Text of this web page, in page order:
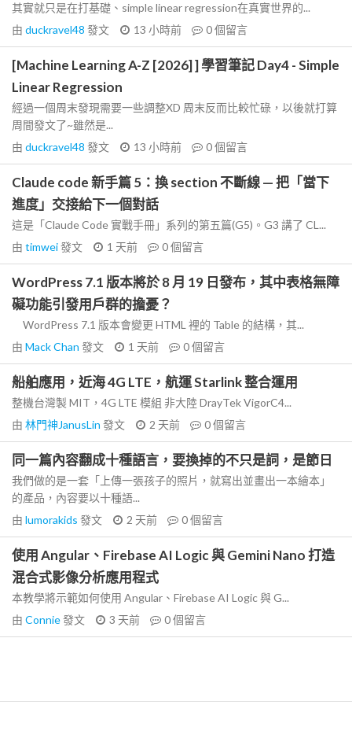
其實就只是在打基礎、simple linear regression在真實世界的...
由 duckravel48 發文 13 小時前 0個留言
[Machine Learning A-Z [2026] ] 學習筆記 Day4 - Simple
Linear Regression
經過一個周末發現需要一些調整XD 周末反而比較忙碌，以後就打算
周間發文了~雖然是...
由 duckravel48 發文 13 小時前 0個留言
Claude code 新手篇 5：換 section 不斷線 — 把「當下
進度」交接給下一個對話
這是「Claude Code 實戰手冊」系列的第五篇(G5)。G3 講了 CL...
由 timwei發文 1 天前 0個留言
WordPress 7.1 版本將於 8 月 19 日發布，其中表格無障
礙功能引發用戶群的擔憂？
WordPress 7.1 版本會變更 HTML 裡的 Table 的結構，其...
由 Mack Chan 發文 1 天前 0個留言
船舶應用，近海 4G LTE，航運 Starlink 整合運用
整機台灣製 MIT，4G LTE 模組 非大陸 DrayTek VigorC4...
由 林門神JanusLin 發文 2 天前 0個留言
同一篇內容翻成十種語言，要換掉的不只是詞，是節日
我們做的是一套「上傳一張孩子的照片，就寫出並畫出一本繪本」
的產品，內容要以十種語...
由 lumorakids 發文 2 天前 0個留言
使用 Angular、Firebase AI Logic 與 Gemini Nano 打造
混合式影像分析應用程式
本教學將示範如何使用 Angular、Firebase AI Logic 與 G...
由 Connie發文 3 天前 0個留言